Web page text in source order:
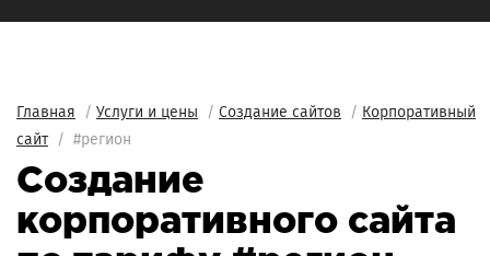
Главная / Услуги и цены / Создание сайтов / Корпоративный
сайт/ #регион
Создание
корпоративного сайта